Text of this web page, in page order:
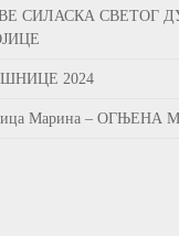
СИЛАСКА СВЕТОГ
2024
Марина – ОГЊЕНА